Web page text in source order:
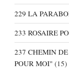
229 LA
233 ROSAIRE
237 CHEMIN
POUR MOI" (15)